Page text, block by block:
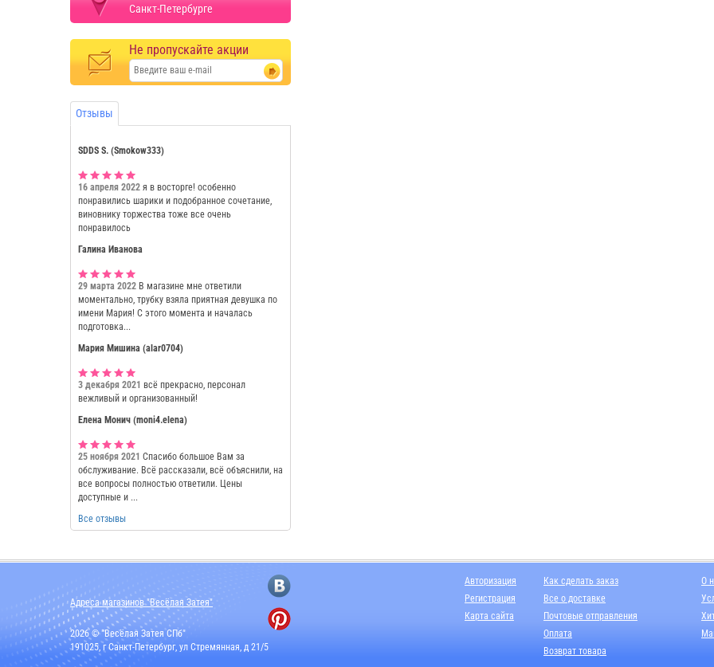
Санкт-Петербурге
Не пропускайте акции
Отзывы
SDDS S. (Smokow333)
16 апреля 2022 я в восторге! особенно
понравились шарики и подобранное сочетание,
виновнику торжества тоже все очень
понравилось
Галина Иванова
29 марта 2022 В магазине мне ответили
моментально, трубку взяла приятная девушка по
имени Мария! С этого момента и началась
подготовка...
Мария Мишина (alar0704)
3 декабря 2021 всё прекрасно, персонал
вежливый и организованный!
Елена Монич (moni4.elena)
25 ноября 2021 Спасибо большое Вам за
обслуживание. Всё рассказали, всё объяснили, на
все вопросы полностью ответили. Цены
доступные и ...
Все отзывы
Адреса магазинов "Весёлая Затея"
2026 © "Весёлая Затея СПб"
191025, г Санкт-Петербург, ул Стремянная, д 21/5
Авторизация
Регистрация
Карта сайта
Как сделать заказ
Все о доставке
Почтовые отправления
Оплата
Возврат товара
О